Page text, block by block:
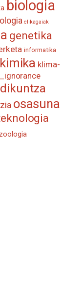
biologia
elikagaiak
genetika
informatika
kimika klima-
osasuna
zoologia